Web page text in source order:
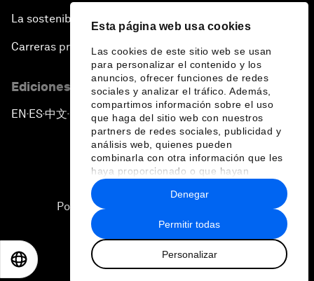
Esta página web usa cookies
Las cookies de este sitio web se usan
para personalizar el contenido y los
anuncios, ofrecer funciones de redes
sociales y analizar el tráfico. Además,
compartimos información sobre el uso
que haga del sitio web con nuestros
partners de redes sociales, publicidad y
análisis web, quienes pueden
combinarla con otra información que les
haya proporcionado o que hayan
recopilado a partir del uso que haya
hecho de sus servicios.
Permitir todas
Personalizar
Denegar
La sostenibilidad en el Foro
Carreras profesionales
Ediciones en otros idiomas
EN ▪ ES▪中文▪ 日本語
Política de privacidad y normas de uso
2026 Foro Económico Mundial